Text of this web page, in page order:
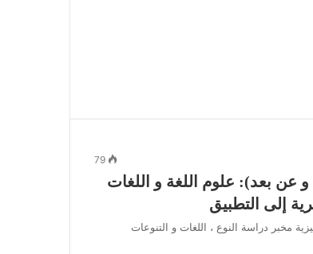
79
عن بعد): علوم اللغة و اللغات
إلى التطبيق
مخبر دراسة النوع ، اللغات و التنوعات